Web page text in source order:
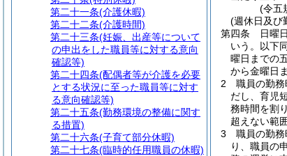
(令五
(週休日及び
第四条
日曜
いう。以下
曜日までの
から金曜日
2
職員の勤
だし、育児
務時間を割
超えない範
3
職員の勤
り、職員の
第二十一条(介護休暇)
第二十二条(介護時間)
第二十三条(妊娠、出産等について
の申出をした職員等に対する意向
確認等)
第二十四条(配偶者等が介護を必要
とする状況に至った職員等に対す
る意向確認等)
第二十五条(勤務環境の整備に関す
る措置)
第二十六条(子育て部分休暇)
第二十七条(臨時的任用職員の休暇)